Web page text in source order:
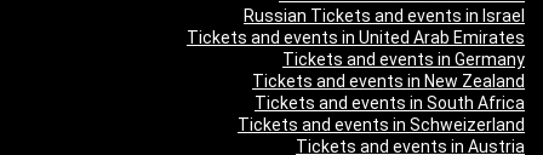
Russian Tickets and events in Israel
Tickets and events in United Arab Emirates
Tickets and events in Germany
Tickets and events in New Zealand
Tickets and events in South Africa
Tickets and events in Schweizerland
Tickets and events in Austria